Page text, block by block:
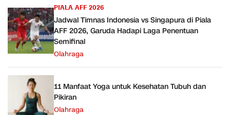
PIALA AFF 2026
Jadwal Timnas Indonesia vs Singapura di Piala
AFF 2026, Garuda Hadapi Laga Penentuan
Semifinal
Olahraga
11 Manfaat Yoga untuk Kesehatan Tubuh dan
Pikiran
Olahraga